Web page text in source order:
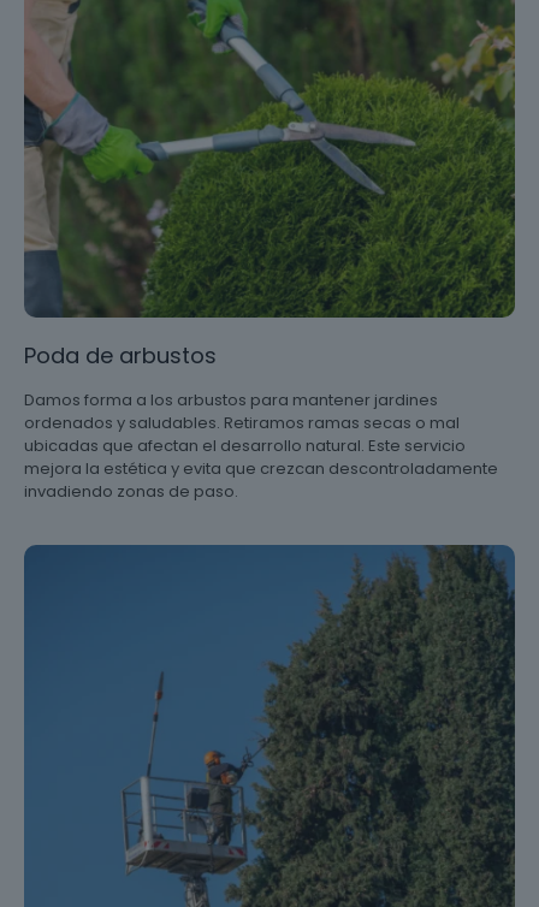
Poda de arbustos
Damos forma a los arbustos para mantener jardines
ordenados y saludables. Retiramos ramas secas o mal
ubicadas que afectan el desarrollo natural. Este servicio
mejora la estética y evita que crezcan descontroladamente
invadiendo zonas de paso.